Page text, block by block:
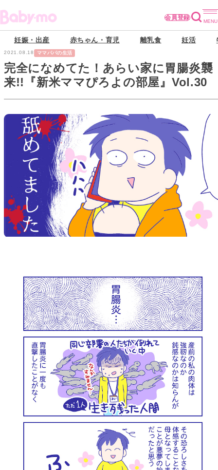
会員登録
妊娠・出産 赤ちゃん・育児 離乳食 妊活
2021.08.18 ママパパの生活
完全になめてた！あらい家に胃腸炎襲
来!!『新米ママぴろよの部屋』Vol.30